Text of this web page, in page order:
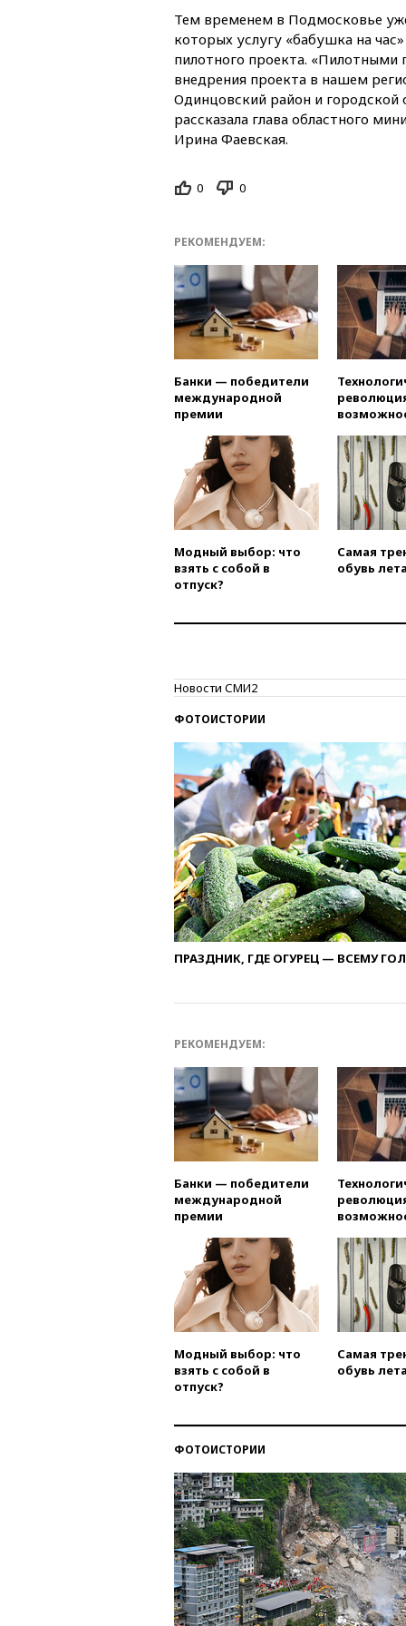
Тем временем в Подмосковье
которых услугу «бабушка на
пилотного проекта.
внедрения проекта в нашем
Одинцовский район и
рассказала глава областного
Ирина Фаевская.
0 0
РЕКОМЕНДУЕМ:
Банки — победители
международной
премии
Модный выбор: что
взять с собой в
отпуск?
Самая
обувь
Новости СМИ2
ФОТОИСТОРИИ
ПРАЗДНИК, ГДЕ ОГУРЕЦ — ВСЕМУ
РЕКОМЕНДУЕМ:
Банки — победители
международной
премии
Модный выбор: что
взять с собой в
отпуск?
Самая
обувь
ФОТОИСТОРИИ